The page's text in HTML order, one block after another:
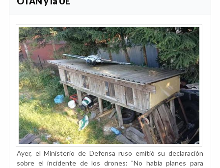
Ayer, el Ministerio de Defensa ruso emitió su declaración
sobre el incidente de los drones: "No había planes para